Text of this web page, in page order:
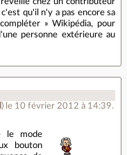
qu'il n'y a pas encore sa
» Wikipédia, pour
personne extérieure au
) le 10 février 2012 à 14:39.
le mode
bouton